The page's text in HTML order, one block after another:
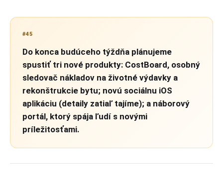
#45
Do konca budúceho týždňa plánujeme
spustiť tri nové produkty: CostBoard, osobný
sledovač nákladov na životné výdavky a
rekonštrukcie bytu; novú sociálnu iOS
aplikáciu (detaily zatiaľ tajíme); a náborový
portál, ktorý spája ľudí s novými
príležitosťami.